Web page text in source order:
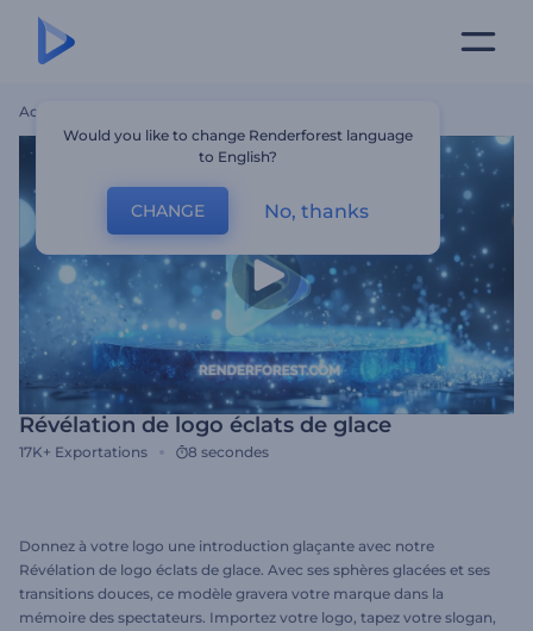
Accueil
Révélation de logo éclats de glace
17K+ Exportations 8 secondes
Donnez à votre logo une introduction glaçante avec notre
Révélation de logo éclats de glace. Avec ses sphères glacées et ses
transitions douces, ce modèle gravera votre marque dans la
mémoire des spectateurs. Importez votre logo, tapez votre slogan,
Would you like to change Renderforest language
to English?
CHANGE No, thanks